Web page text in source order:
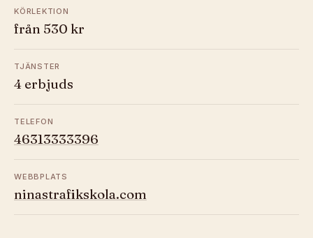
KÖRLEKTION
från 530 kr
TJÄNSTER
4 erbjuds
TELEFON
46313333396
WEBBPLATS
ninastrafikskola.com